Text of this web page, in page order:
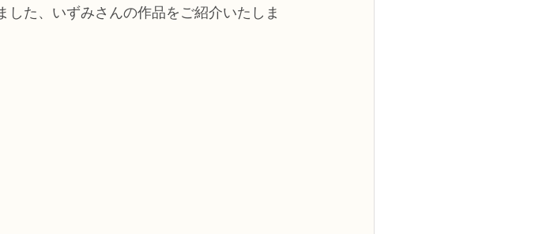
した、いずみさんの作品をご紹介いたしま